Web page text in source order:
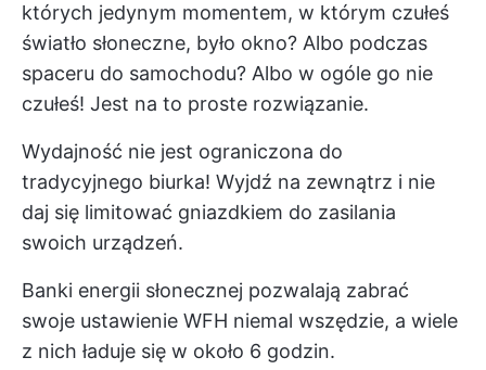
których jedynym momentem, w którym czułeś
światło słoneczne, było okno? Albo podczas
spaceru do samochodu? Albo w ogóle go nie
czułeś! Jest na to proste rozwiązanie.
Wydajność nie jest ograniczona do
tradycyjnego biurka! Wyjdź na zewnątrz i nie
daj się limitować gniazdkiem do zasilania
swoich urządzeń.
Banki energii słonecznej pozwalają zabrać
swoje ustawienie WFH niemal wszędzie, a wiele
z nich ładuje się w około 6 godzin.